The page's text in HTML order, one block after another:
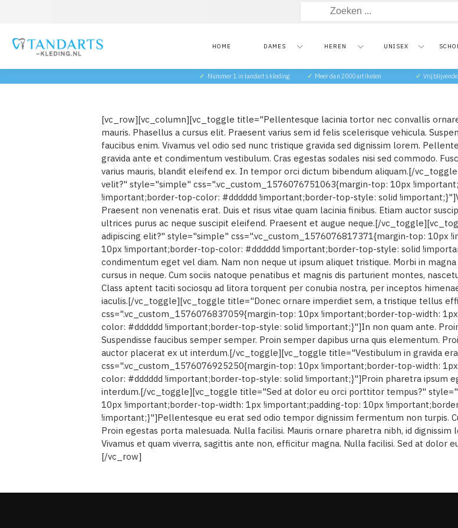
Zoeken
HOME DAMES HEREN UNISEX
✓ Nummer 1 in tandarts kleding ✓ Meer dan 2000 artikelen ✓
[vc_row][vc_column][vc_toggle title="Pellentesque lacinia tortor nec convallis
mauris. Phasellus a cursus elit. Praesent varius sem id felis scelerisque vehicula.
faucibus enim. Vivamus vel odio sed nunc tristique gravida sed dignissim lorem.
gravida ante et condimentum vestibulum. Cras egestas sodales nisi sed commodo.
varius mauris, blandit eleifend ex. In tempor orci dictum bibendum aliquam.[/
velit?" style="simple" css=".vc_custom_1576076751063{margin-top: 10px
!important;border-top-color: #dddddd !important;border-top-style: solid
Praesent non venenatis erat. Duis et risus vitae quam lacinia finibus. Etiam auctor
ultrices purus ac neque suscipit eleifend. Praesent et augue neque.[/
adipiscing elit?" style="simple" css=".vc_custom_1576076817371{margin-top: 10px
10px !important;border-top-color: #dddddd !important;border-top-style: solid
condimentum eget vel diam. Nam non neque ut ipsum aliquet tristique. Morbi in
cursus in neque. Cum sociis natoque penatibus et magnis dis parturient montes,
Class aptent taciti sociosqu ad litora torquent per conubia nostra, per inceptos
iaculis.[/vc_toggle][vc_toggle title="Donec ornare imperdiet sem, a tristique tellus
css=".vc_custom_1576076837059{margin-top: 10px !important;border-top-width:
color: #dddddd !important;border-top-style: solid !important;}"]In non quam ante.
Suspendisse faucibus semper semper. Proin semper dapibus urna quis elementum.
auctor placerat ex ut interdum.[/vc_toggle][vc_toggle title="Vestibulum in gravida
css=".vc_custom_1576076925250{margin-top: 10px !important;border-top-width:
color: #dddddd !important;border-top-style: solid !important;}"]Proin pharetra ipsum
interdum.[/vc_toggle][vc_toggle title="Sed at dolor eu orci porttitor tempus?"
10px !important;border-top-width: 1px !important;padding-top: 10px
!important;}"]Pellentesque eu erat sed odio tempor dignissim fermentum non turpis.
Proin egestas porta malesuada. Nulla facilisi. Mauris ornare pharetra nibh, id
Vivamus et quam viverra, sagittis ante non, efficitur magna. Nulla facilisi. Sed at
[/vc_row]